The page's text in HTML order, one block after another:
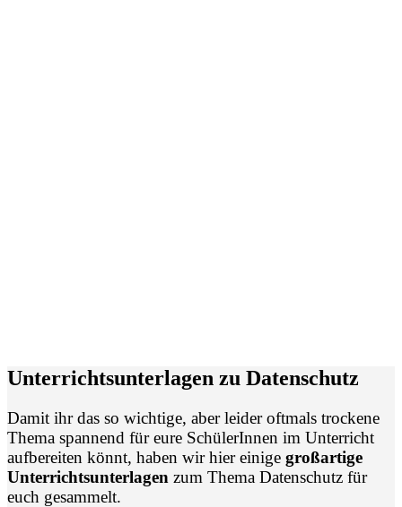
Unterrichtsunterlagen zu Datenschutz
Damit ihr das so wichtige, aber leider oftmals trockene
Thema spannend für eure SchülerInnen im Unterricht
aufbereiten könnt, haben wir hier einige großartige
Unterrichtsunterlagen zum Thema Datenschutz für
euch gesammelt.